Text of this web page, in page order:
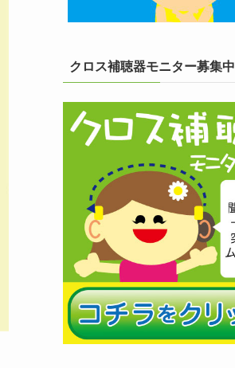
クロス補聴器モニター募集中